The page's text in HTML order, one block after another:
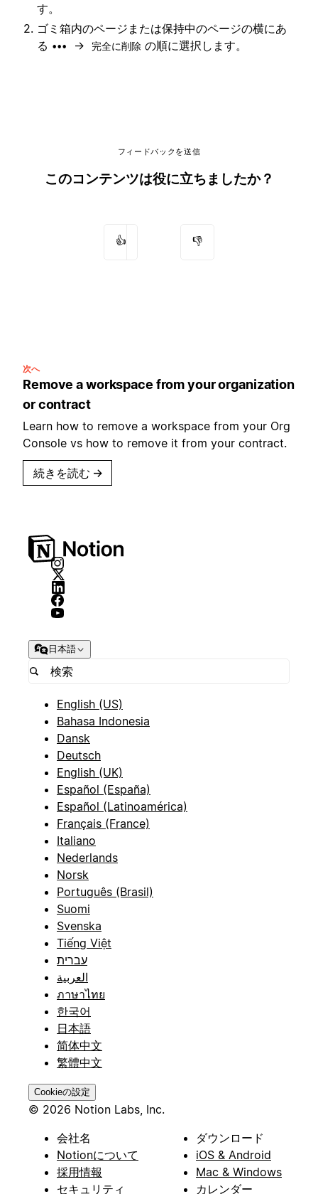
す。
ゴミ箱内のページまたは保持中のページの横にあ
る ••• → 完全に削除 の順に選択します。
フィードバックを送信
このコンテンツは役に立ちましたか？
👍 👎
次へ
Remove a workspace from your organization
or contract
Learn how to remove a workspace from your Org
Console vs how to remove it from your contract.
続きを読む →
日本語
English (US)
Bahasa Indonesia
Dansk
Deutsch
English (UK)
Español (España)
Español (Latinoamérica)
Français (France)
Italiano
Nederlands
Norsk
Português (Brasil)
Suomi
Svenska
Tiếng Việt
עברית
العربية
ภาษาไทย
한국어
日本語
简体中文
繁體中文
Cookieの設定
© 2026 Notion Labs, Inc.
会社名
Notionについて
採用情報
セキュリティ
ダウンロード
iOS & Android
Mac & Windows
カレンダー